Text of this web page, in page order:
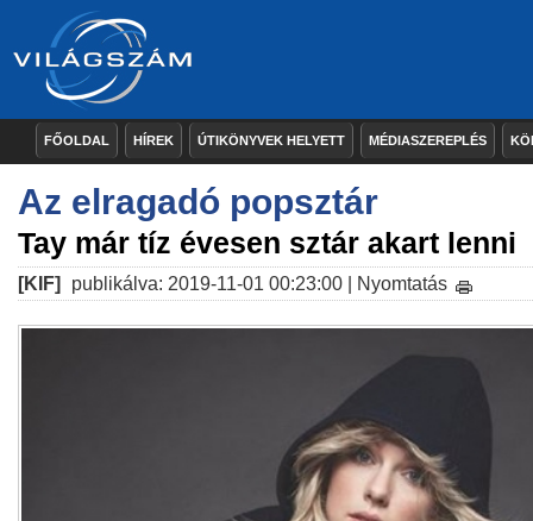
FŐOLDAL HÍREK ÚTIKÖNYVEK HELYETT MÉDIASZEREPLÉS
Az elragadó popsztár
Tay már tíz évesen sztár akart lenni
[KIF] publikálva: 2019-11-01 00:23:00 | Nyomtatás